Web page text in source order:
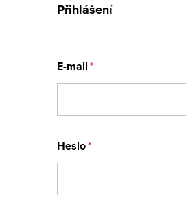
Přihlášení
E-mail
Heslo